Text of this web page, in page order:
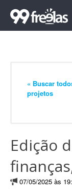
« Buscar
projetos
Edição
07/05/2025 às